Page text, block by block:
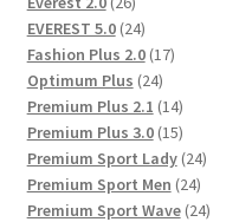
Produkte
EVEREST 5.0 2424
Produkte
Fashion Plus 2.0 1717
Optimum Plus 2424
Produkte
Premium Plus 2.1 1414
Produkte
Premium Plus 3.0 1515
Produkte
Premium Sport Lady 2424
Premium Sport Men 2424
Produkte
Premium Sport Wave 2424